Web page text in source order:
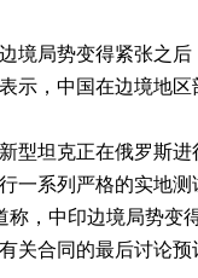
局势变得紧张之后
示，中国在边境地
坦克正在俄罗斯进
一系列严格的实地
称，中印边境局势变
关合同的最后讨论预